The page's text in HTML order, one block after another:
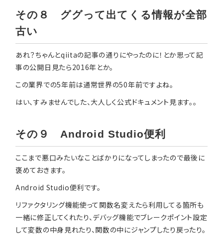
その８ ググって出てくる情報が全部
古い
あれ？ちゃんとqiitaの記事の通りにやったのに！とか思って記
事の公開日見たら2016年とか。
この業界での5年前は通常世界の50年前ですよね。
はい、すみませんでした、大人しく公式ドキュメント見ます。。
その９ Android Studio便利
ここまで悪口みたいなことばかりになってしまったので最後に
褒めておきます。
Android Studio便利です。
リファクタリング機能使って関数名変えたら利用してる箇所も
一緒に修正してくれたり、デバッグ機能でブレークポイント設定
して変数の中身見れたり、関数の中にジャンプしたり戻ったり。